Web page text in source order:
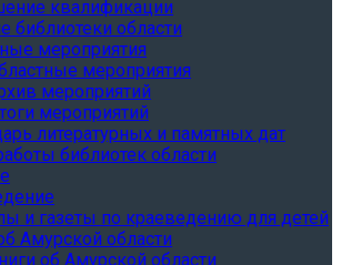
квалификации
библиотеки области
мероприятия
мероприятия
мероприятий
мероприятий
литературных и памятных дат
библиотек области
и газеты по краеведению для детей
Амурской области
об Амурской области